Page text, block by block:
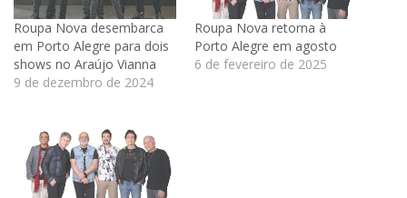
Roupa Nova desembarca
em Porto Alegre para dois
shows no Araújo Vianna
9 de dezembro de 2024
Roupa Nova retorna à
Porto Alegre em agosto
6 de fevereiro de 2025